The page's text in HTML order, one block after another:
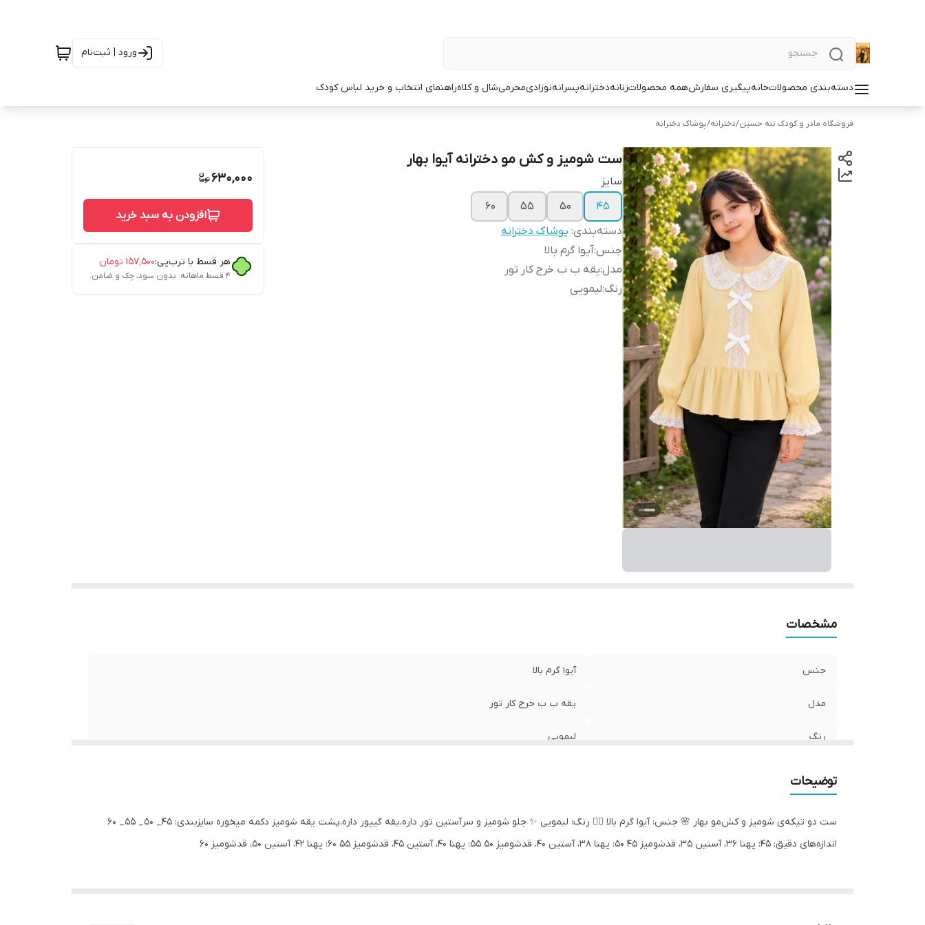
ورود | ثبت‌نام
دسته‌بندی محصولاتخانهپیگیری سفارشهمه محصولاتزنانهدخترانهپسرانهنوزادیمحرمیشال و کلاهراهنمای انتخاب و خرید لباس کودک
فروشگاه مادر و کودک ننه حسین/دخترانه/پوشاک دخترانه
ست شومیز و کش مو دخترانه آیوا بهار
سایز
۴۵
۵۰ ۵۵
۶۰
دسته‌بندی: پوشاک دخترانه
جنس:آیوا گرم بالا
مدل:یقه ب ب خرج کار تور
رنگ:لیمویی
630,000
افزودن به سبد خرید
هر قسط با ترب‌پی:۱۵۷٬۵۰۰ تومان
۴ قسط ماهانه. بدون سود، چک و ضامن.
مشخصات
جنس آیوا گرم بالا
مدل یقه ب ب خرج کار تور
رنگ لیمویی
توضیحات
ست دو تیکه‌ی شومیز و کش‌مو بهار 🌸 جنس: آیوا گرم بالا 👌🏻 رنگ: لیمویی ✨ جلو شومیز و سرآستین تور داره،یقه گیپور داره،پشت یقه شومیز دکمه میخوره سایزبندی: ۴۵_ ۵۰_ ۵۵_ ۶۰
اندازه‌های دقیق: ۴۵: پهنا ۳۶، آستین ۳۵، قدشومیز ۴۵ ۵۰: پهنا ۳۸، آستین ۴۰، قدشومیز ۵۰ ۵۵: پهنا ۴۰، آستین ۴۵، قدشومیز ۵۵ ۶۰: پهنا ۴۲، آستین ۵۰، قدشومیز ۶۰